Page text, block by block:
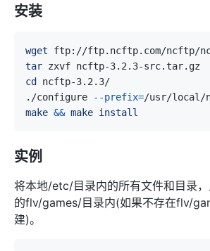
安装
wget
tar
cd
./configure
--prefix=
make && make install
实例
将本地/etc/目录内的所有文件和目录
的flv/games/目录内(如果不存在flv/
建)。